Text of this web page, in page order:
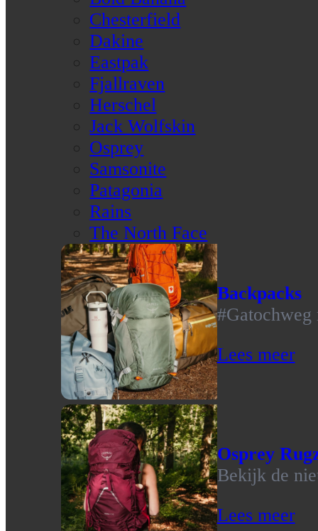
Chesterfield
Dakine
Eastpak
Fjallraven
Herschel
Jack Wolfskin
Osprey
Samsonite
Patagonia
Rains
The North Face
Backpacks
#Gatochweg
Lees meer
Osprey
Bekijk de
Lees meer